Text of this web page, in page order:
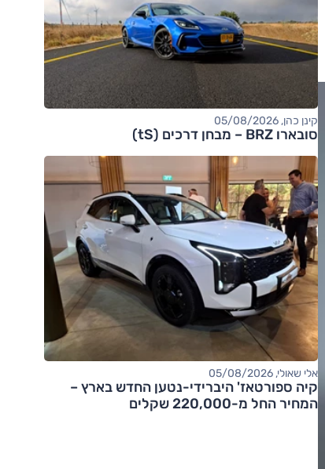
קינן כהן, 05/08/2026
סובארו BRZ – מבחן דרכים (tS)
אלי שאולי, 05/08/2026
קיה ספורטאז' היברידי-נטען החדש בארץ –
המחיר החל מ-220,000 שקלים